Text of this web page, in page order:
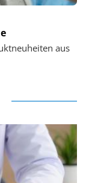
aus